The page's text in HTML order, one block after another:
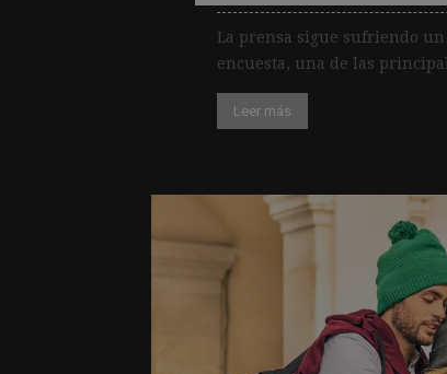
La prensa sigue sufriendo
encuesta, una de las
Leer más